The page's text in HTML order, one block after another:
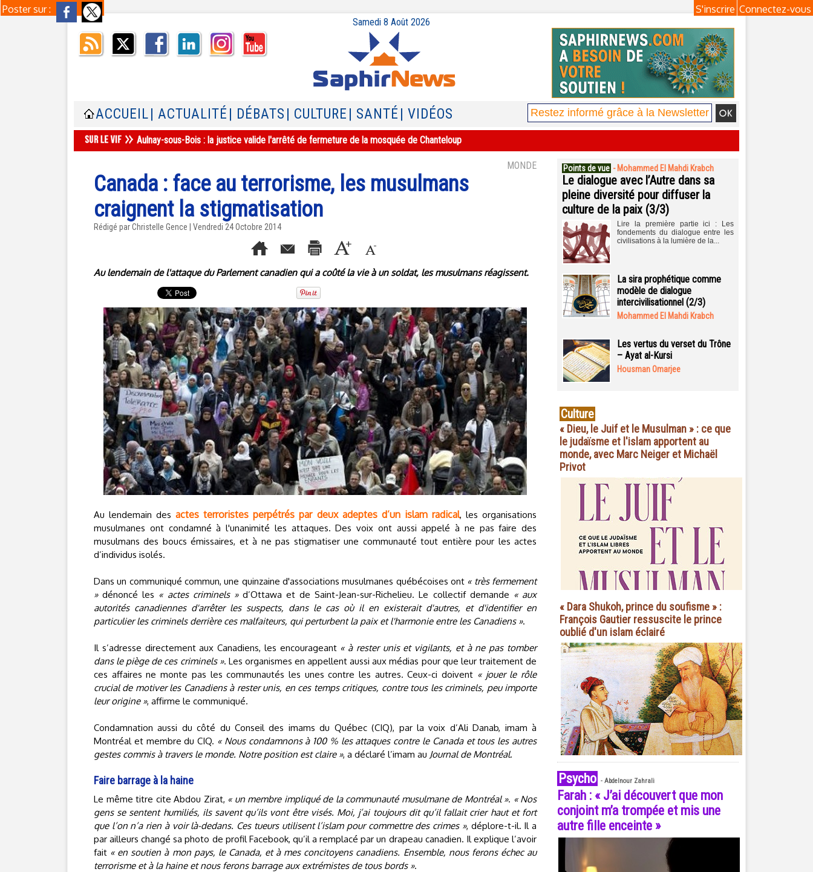
Poster sur : Connectez-vous
S'inscrire
Samedi 8 Août 2026
ACCUEIL | ACTUALITÉ | DÉBATS | CULTURE | SANTÉ | VIDÉOS
Aulnay-sous-Bois : la justice valide l'arrêté de fermeture de la mosquée de Chanteloup
MONDE
Canada : face au terrorisme, les musulmans
craignent la stigmatisation
Rédigé par Christelle Gence | Vendredi 24 Octobre 2014
Au lendemain de l'attaque du Parlement canadien qui a coûté la vie à un soldat, les musulmans réagissent.
Au lendemain desactes terroristes perpétrés par deux adeptes d’un islam radical, les organisations
musulmanes ont condamné à l'unanimité les attaques. Des voix ont aussi appelé à ne pas faire des
musulmans des boucs émissaires, et à ne pas stigmatiser une communauté tout entière pour les actes
d’individus isolés.
Dans un communiqué commun, une quinzaine d'associations musulmanes québécoises ont « très fermement
»dénoncé les « actes criminels »d’Ottawa et de Saint-Jean-sur-Richelieu. Le collectif demande « aux
autorités canadiennes d'arrêter les suspects, dans le cas où il en existerait d'autres, et d'identifier en
particulier les criminels derrière ces malfaiteurs, qui perturbent la paix et l'harmonie entre les Canadiens ».
Il s’adresse directement aux Canadiens, les encourageant « à rester unis et vigilants, et à ne pas tomber
dans le piège de ces criminels ». Les organismes en appellent aussi aux médias pour que leur traitement de
ces affaires ne monte pas les communautés les unes contre les autres. Ceux-ci doivent « jouer le rôle
crucial de motiver les Canadiens à rester unis, en ces temps critiques, contre tous les criminels, peu importe
leur origine », affirme le communiqué.
Condamnation aussi du côté du Conseil des imams du Québec (CIQ), par la voix d’Ali Danab, imam à
Montréal et membre du CIQ. « Nous condamnons à 100 % les attaques contre le Canada et tous les autres
gestes commis à travers le monde. Notre position est claire », a déclaré l’imam au Journal de Montréal.
Faire barrage à la haine
Le même titre cite Abdou Zirat, « un membre impliqué de la communauté musulmane de Montréal ». « Nos
gens se sentent humiliés, ils savent qu’ils vont être visés. Moi, j’ai toujours dit qu’il fallait crier haut et fort
que l’on n’a rien à voir là-dedans. Ces tueurs utilisent l’islam pour commettre des crimes », déplore-t-il. Il a
par ailleurs changé sa photo de profil Facebook, qu’il a remplacé par un drapeau canadien. Il explique l’avoir
fait « en soutien à mon pays, le Canada, et à mes concitoyens canadiens. Ensemble, nous ferons échec au
terrorisme et à la haine et nous ferons barrage aux extrémistes de tous bords ».
Points de vue - Mohammed El Mahdi Krabch
Le dialogue avec l’Autre dans sa
pleine diversité pour diffuser la
culture de la paix (3/3)
Lire la première partie ici : Les
fondements du dialogue entre les
civilisations à la lumière de la...
La sira prophétique comme
modèle de dialogue
intercivilisationnel (2/3)
Mohammed El Mahdi Krabch
Les vertus du verset du Trône
– Ayat al-Kursi
Housman Omarjee
Culture
« Dieu, le Juif et le Musulman » : ce que
le judaïsme et l'islam apportent au
monde, avec Marc Neiger et Michaël
Privot
« Dara Shukoh, prince du soufisme » :
François Gautier ressuscite le prince
oublié d'un islam éclairé
Psycho - Abdelnour Zahrali
Farah : « J’ai découvert que mon
conjoint m’a trompée et mis une
autre fille enceinte »